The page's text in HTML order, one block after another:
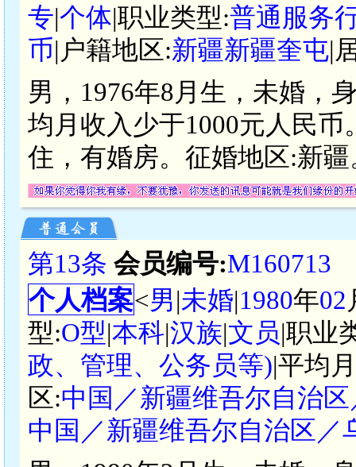
专|个体|职业类型:普通服务
币|户籍地区:新疆新疆奎屯|
男，1976年8月生，未婚，
均月收入少于1000元人民
住，有婚房。征婚地区:新疆
第13条 会员编号:M160713
个人档案<男|未婚|1980年02
型:O型|本科|汉族|文员|职业
政、管理、公务员等)|平均
区:中国／新疆维吾尔自治
中国／新疆维吾尔自治区／